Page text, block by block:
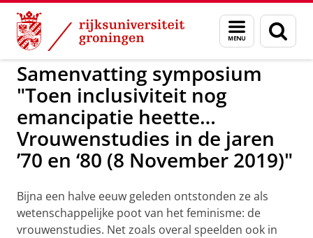
Skip
Content
Skip
Navigation
Menu
en
zoeken
Geschiedenis: erfgoed van de
Samenvatting symposium
"Toen inclusiviteit nog
emancipatie heette…
Vrouwenstudies in de jaren
’70 en ‘80 (8 November 2019)"
Bijna een halve eeuw geleden ontstonden ze als
wetenschappelijke poot van het feminisme: de
vrouwenstudies. Net zoals overal speelden ook in